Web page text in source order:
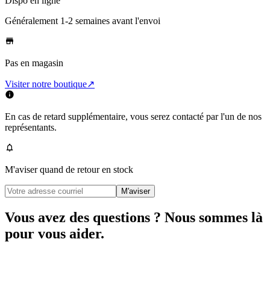
Généralement 1-2 semaines avant l'envoi
Pas en magasin
Visiter notre boutique↗
En cas de retard supplémentaire, vous serez contacté par l'un de nos
représentants.
M'aviser quand de retour en stock
M'aviser
Vous avez des questions ? Nous sommes là
pour vous aider.